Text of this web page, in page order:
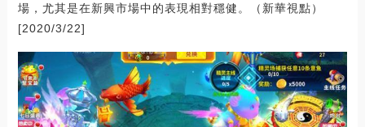
場，尤其是在新興市場中的表現相對穩健。（新華視點）
[2020/3/22]